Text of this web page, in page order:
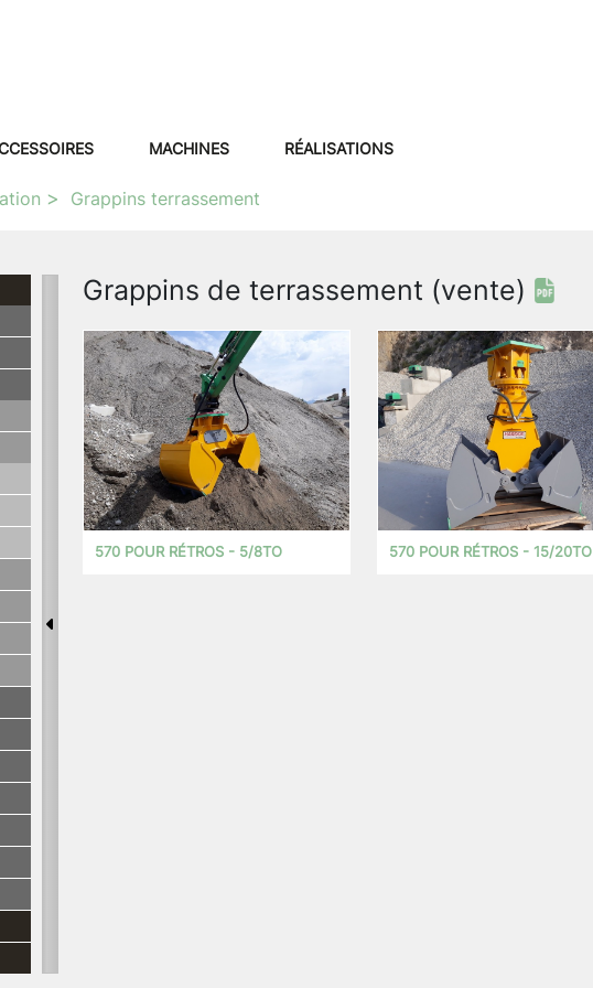
MACHINES RÉALISATIONS
Grappins terrassement
Grappins de terrassement (vente)
570 POUR RÉTROS - 5/8TO 570 POUR RÉTROS - 15/20TO